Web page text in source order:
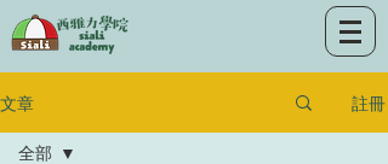
文章 註冊
全部